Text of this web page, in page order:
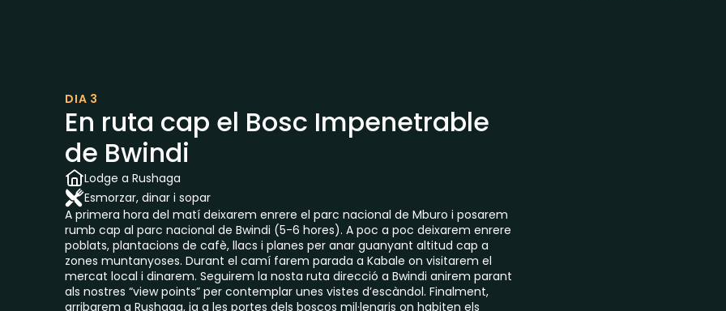
DIA 3
En ruta cap el Bosc Impenetrable
de Bwindi
Lodge a Rushaga
Esmorzar, dinar i sopar
A primera hora del matí deixarem enrere el parc nacional de Mburo i posarem
rumb cap al parc nacional de Bwindi (5-6 hores). A poc a poc deixarem enrere
poblats, plantacions de cafè, llacs i planes per anar guanyant altitud cap a
zones muntanyoses. Durant el camí farem parada a Kabale on visitarem el
mercat local i dinarem. Seguirem la nosta ruta direcció a Bwindi anirem parant
als nostres “view points” per contemplar unes vistes d’escàndol. Finalment,
arribarem a Rushaga, ja a les portes dels boscos mil·lenaris on habiten els